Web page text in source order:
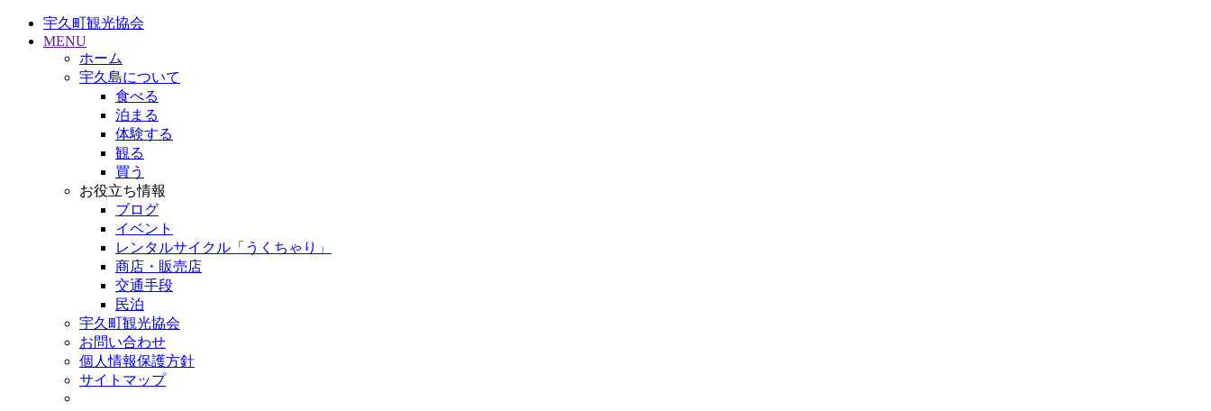
宇久町観光協会
MENU
ホーム
宇久島について
食べる
泊まる
体験する
観る
買う
お役立ち情報
ブログ
イベント
レンタルサイクル「うくちゃり」
商店・販売店
交通手段
民泊
宇久町観光協会
お問い合わせ
個人情報保護方針
サイトマップ